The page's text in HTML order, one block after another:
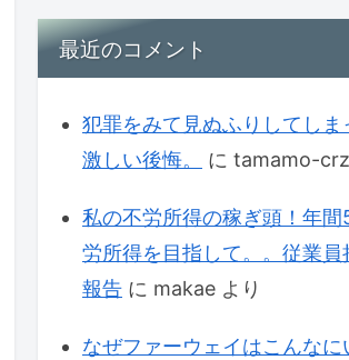
最近のコメント
犯罪をみて見ぬふりしてしま
激しい後悔。
に tamamo-crz
私の不労所得の稼ぎ頭！年
労所得を目指して。。従業員
報告 に makae より
なぜファーウェイはこんなに